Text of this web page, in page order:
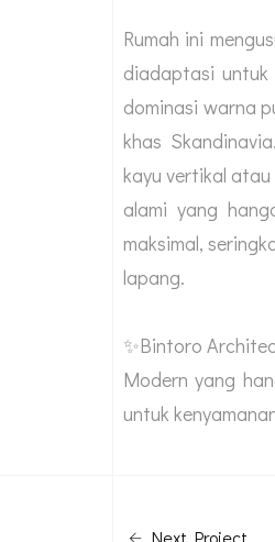
Rumah ini
diadaptasi untuk
dominasi warna
khas
kayu vertikal
alami yang
maksimal,
lapang.
✨Bintoro
Modern yang
untuk
Next Project